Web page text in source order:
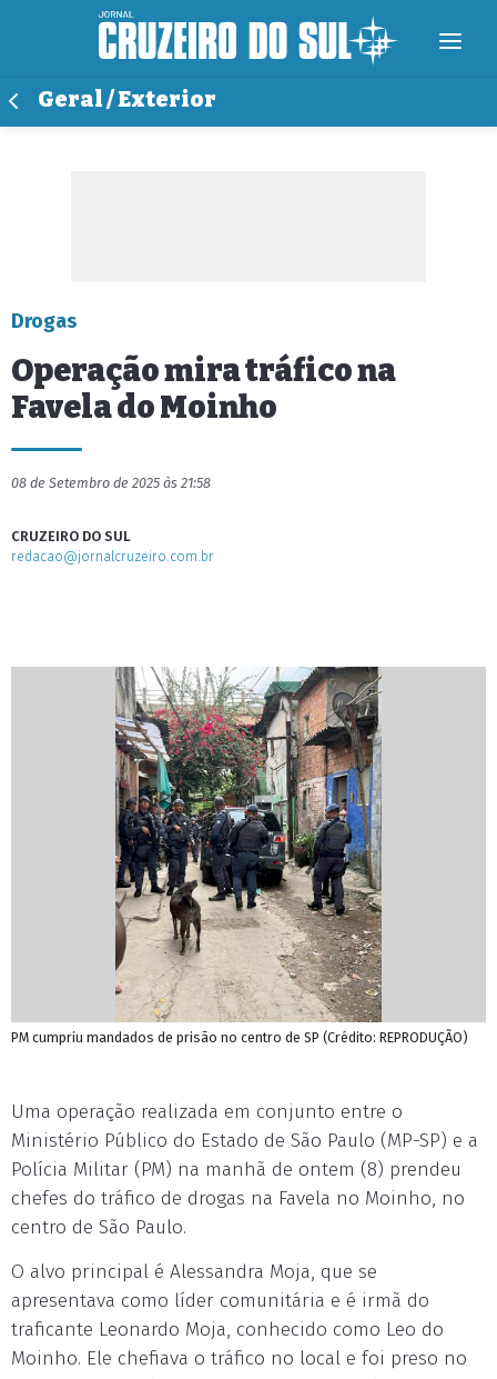
Geral / Exterior
Drogas
Operação mira tráfico na
Favela do Moinho
08 de Setembro de 2025 às 21:58
CRUZEIRO DO SUL
redacao@jornalcruzeiro.com.br
PM cumpriu mandados de prisão no centro de SP (Crédito: REPRODUÇÃO)
Uma operação realizada em conjunto entre o
Ministério Público do Estado de São Paulo (MP-SP) e a
Polícia Militar (PM) na manhã de ontem (8) prendeu
chefes do tráfico de drogas na Favela no Moinho, no
centro de São Paulo.
O alvo principal é Alessandra Moja, que se
apresentava como líder comunitária e é irmã do
traficante Leonardo Moja, conhecido como Leo do
Moinho. Ele chefiava o tráfico no local e foi preso no